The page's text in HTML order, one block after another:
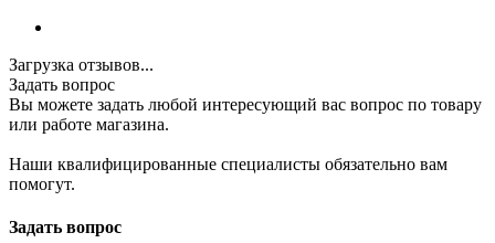
Загрузка отзывов...
Задать вопрос
Вы можете задать любой интересующий вас вопрос по товару
или работе магазина.
Наши квалифицированные специалисты обязательно вам
помогут.
Задать вопрос